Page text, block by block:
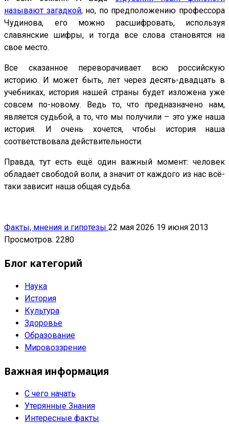
называют загадкой, но, по предположению профессора
Чудинова, его можно расшифровать, используя
славянские шифры, и тогда все слова становятся на
свое место.
Все сказанное переворачивает всю российскую
историю. И может быть, лет через десять-двадцать в
учебниках, история нашей страны будет изложена уже
совсем по-новому. Ведь то, что предназначено нам,
является судьбой, а то, что мы получили – это уже наша
история. И очень хочется, чтобы история наша
соответствовала действительности.
Правда, тут есть ещё один важный момент: человек
обладает свободой воли, а значит от каждого из нас всё-
таки зависит наша общая судьба.
Факты, мнения и гипотезы 22 мая 2026 19 июня 2013
Просмотров: 2280
Блог категорий
Наука
История
Культура
Здоровье
Образование
Мировоззрение
Важная информация
С чего начать
Утерянные Знания
Интересные факты